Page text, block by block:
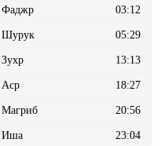
03:12
05:29
13:13
18:27
20:56
23:04